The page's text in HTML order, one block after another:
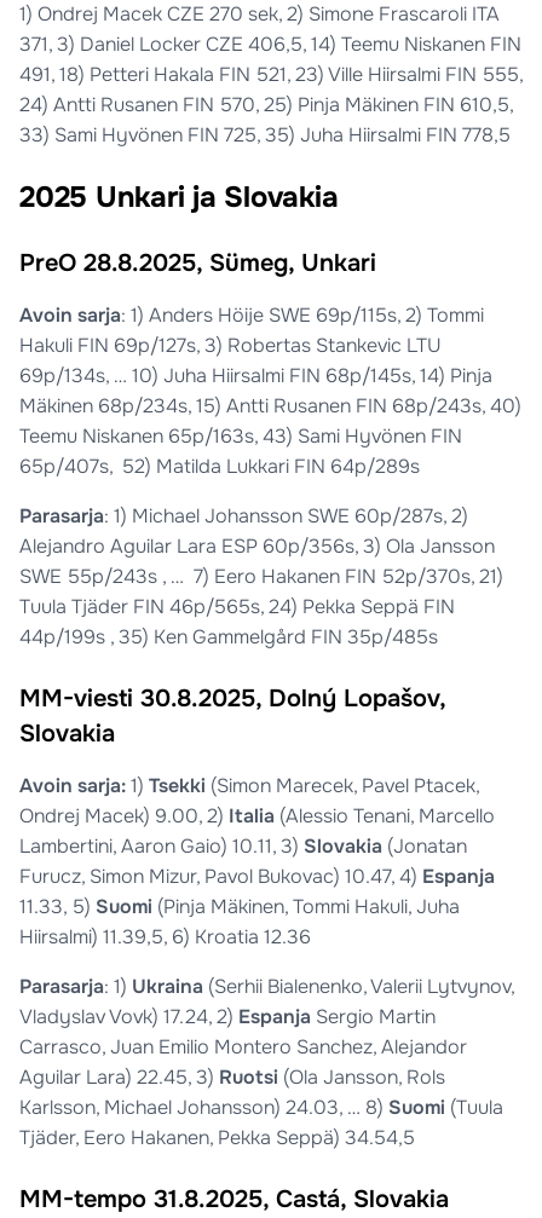
1) Ondrej Macek CZE 270 sek, 2) Simone Frascaroli ITA
371, 3) Daniel Locker CZE 406,5, 14) Teemu Niskanen FIN
491, 18) Petteri Hakala FIN 521, 23) Ville Hiirsalmi FIN 555,
24) Antti Rusanen FIN 570, 25) Pinja Mäkinen FIN 610,5,
33) Sami Hyvönen FIN 725, 35) Juha Hiirsalmi FIN 778,5
2025 Unkari ja Slovakia
PreO 28.8.2025, Sümeg, Unkari
Avoin sarja: 1) Anders Höije SWE 69p/115s, 2) Tommi
Hakuli FIN 69p/127s, 3) Robertas Stankevic LTU
69p/134s, … 10) Juha Hiirsalmi FIN 68p/145s, 14) Pinja
Mäkinen 68p/234s, 15) Antti Rusanen FIN 68p/243s, 40)
Teemu Niskanen 65p/163s, 43) Sami Hyvönen FIN
65p/407s, 52) Matilda Lukkari FIN 64p/289s
Parasarja: 1) Michael Johansson SWE 60p/287s, 2)
Alejandro Aguilar Lara ESP 60p/356s, 3) Ola Jansson
SWE 55p/243s , … 7) Eero Hakanen FIN 52p/370s, 21)
Tuula Tjäder FIN 46p/565s, 24) Pekka Seppä FIN
44p/199s , 35) Ken Gammelgård FIN 35p/485s
MM-viesti 30.8.2025, Dolný Lopašov,
Slovakia
Avoin sarja:1) Tsekki (Simon Marecek, Pavel Ptacek,
Ondrej Macek) 9.00, 2) Italia (Alessio Tenani, Marcello
Lambertini, Aaron Gaio) 10.11, 3) Slovakia (Jonatan
Furucz, Simon Mizur, Pavol Bukovac) 10.47, 4) Espanja
11.33, 5) Suomi (Pinja Mäkinen, Tommi Hakuli, Juha
Hiirsalmi) 11.39,5, 6) Kroatia 12.36
Parasarja: 1) Ukraina (Serhii Bialenenko, Valerii Lytvynov,
Vladyslav Vovk) 17.24, 2) Espanja Sergio Martin
Carrasco, Juan Emilio Montero Sanchez, Alejandor
Aguilar Lara) 22.45, 3) Ruotsi (Ola Jansson, Rols
Karlsson, Michael Johansson) 24.03, … 8) Suomi (Tuula
Tjäder, Eero Hakanen, Pekka Seppä) 34.54,5
MM-tempo 31.8.2025, Castá, Slovakia